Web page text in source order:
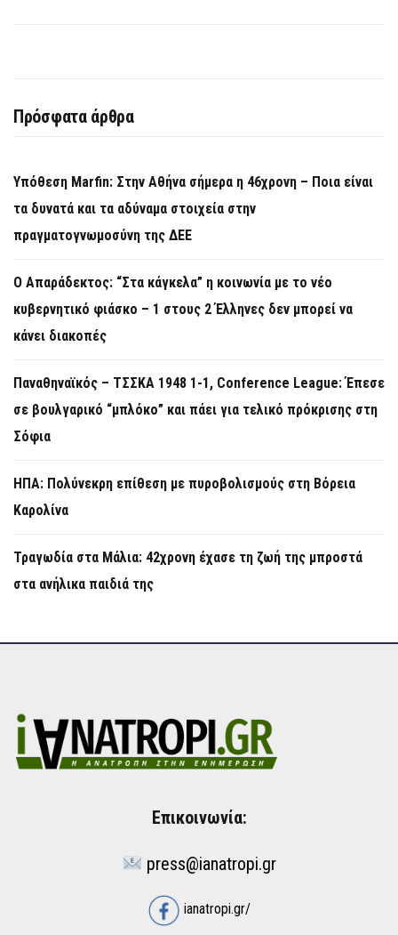
Πρόσφατα άρθρα
Υπόθεση Marfin: Στην Αθήνα σήμερα η 46χρονη – Ποια είναι
τα δυνατά και τα αδύναμα στοιχεία στην
πραγματογνωμοσύνη της ΔΕΕ
Ο Απαράδεκτος: “Στα κάγκελα” η κοινωνία με το νέο
κυβερνητικό φιάσκο – 1 στους 2 Έλληνες δεν μπορεί να
κάνει διακοπές
Παναθηναϊκός – ΤΣΣΚΑ 1948 1-1, Conference League: Έπεσε
σε βουλγαρικό “μπλόκο” και πάει για τελικό πρόκρισης στη
Σόφια
ΗΠΑ: Πολύνεκρη επίθεση με πυροβολισμούς στη Βόρεια
Καρολίνα
Τραγωδία στα Μάλια: 42χρονη έχασε τη ζωή της μπροστά
στα ανήλικα παιδιά της
Επικοινωνία:
press@ianatropi.gr
ianatropi.gr/